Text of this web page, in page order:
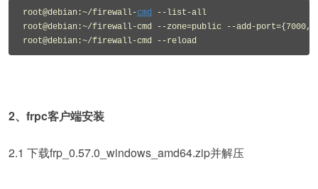
root@debian:~/firewall-cmd --list-all
root@debian:~/firewall-cmd --zone=public --add-
root@debian:~/firewall-cmd --reload
2、frpc客户端安装
2.1 下载frp_0.57.0_windows_amd64.zip并解压